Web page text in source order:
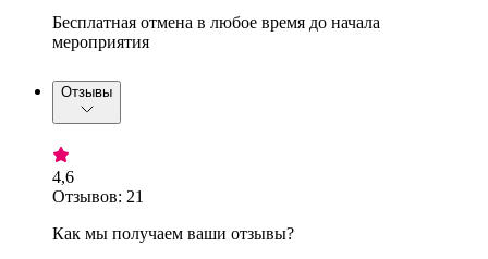
Бесплатная отмена в любое время до начала
мероприятия
Отзывы
4,6
Отзывов: 21
Как мы получаем ваши отзывы?